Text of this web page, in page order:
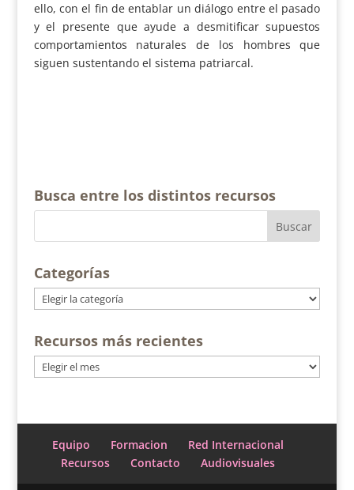
ello, con el fin de entablar un diálogo entre el pasado
y el presente que ayude a desmitificar supuestos
comportamientos naturales de los hombres que
siguen sustentando el sistema patriarcal.
Busca entre los distintos recursos
Categorías
Categorías
Recursos más recientes
Recursos
más
Equipo Formacion
Red Internacional
Recursos
Contacto Audiovisuales